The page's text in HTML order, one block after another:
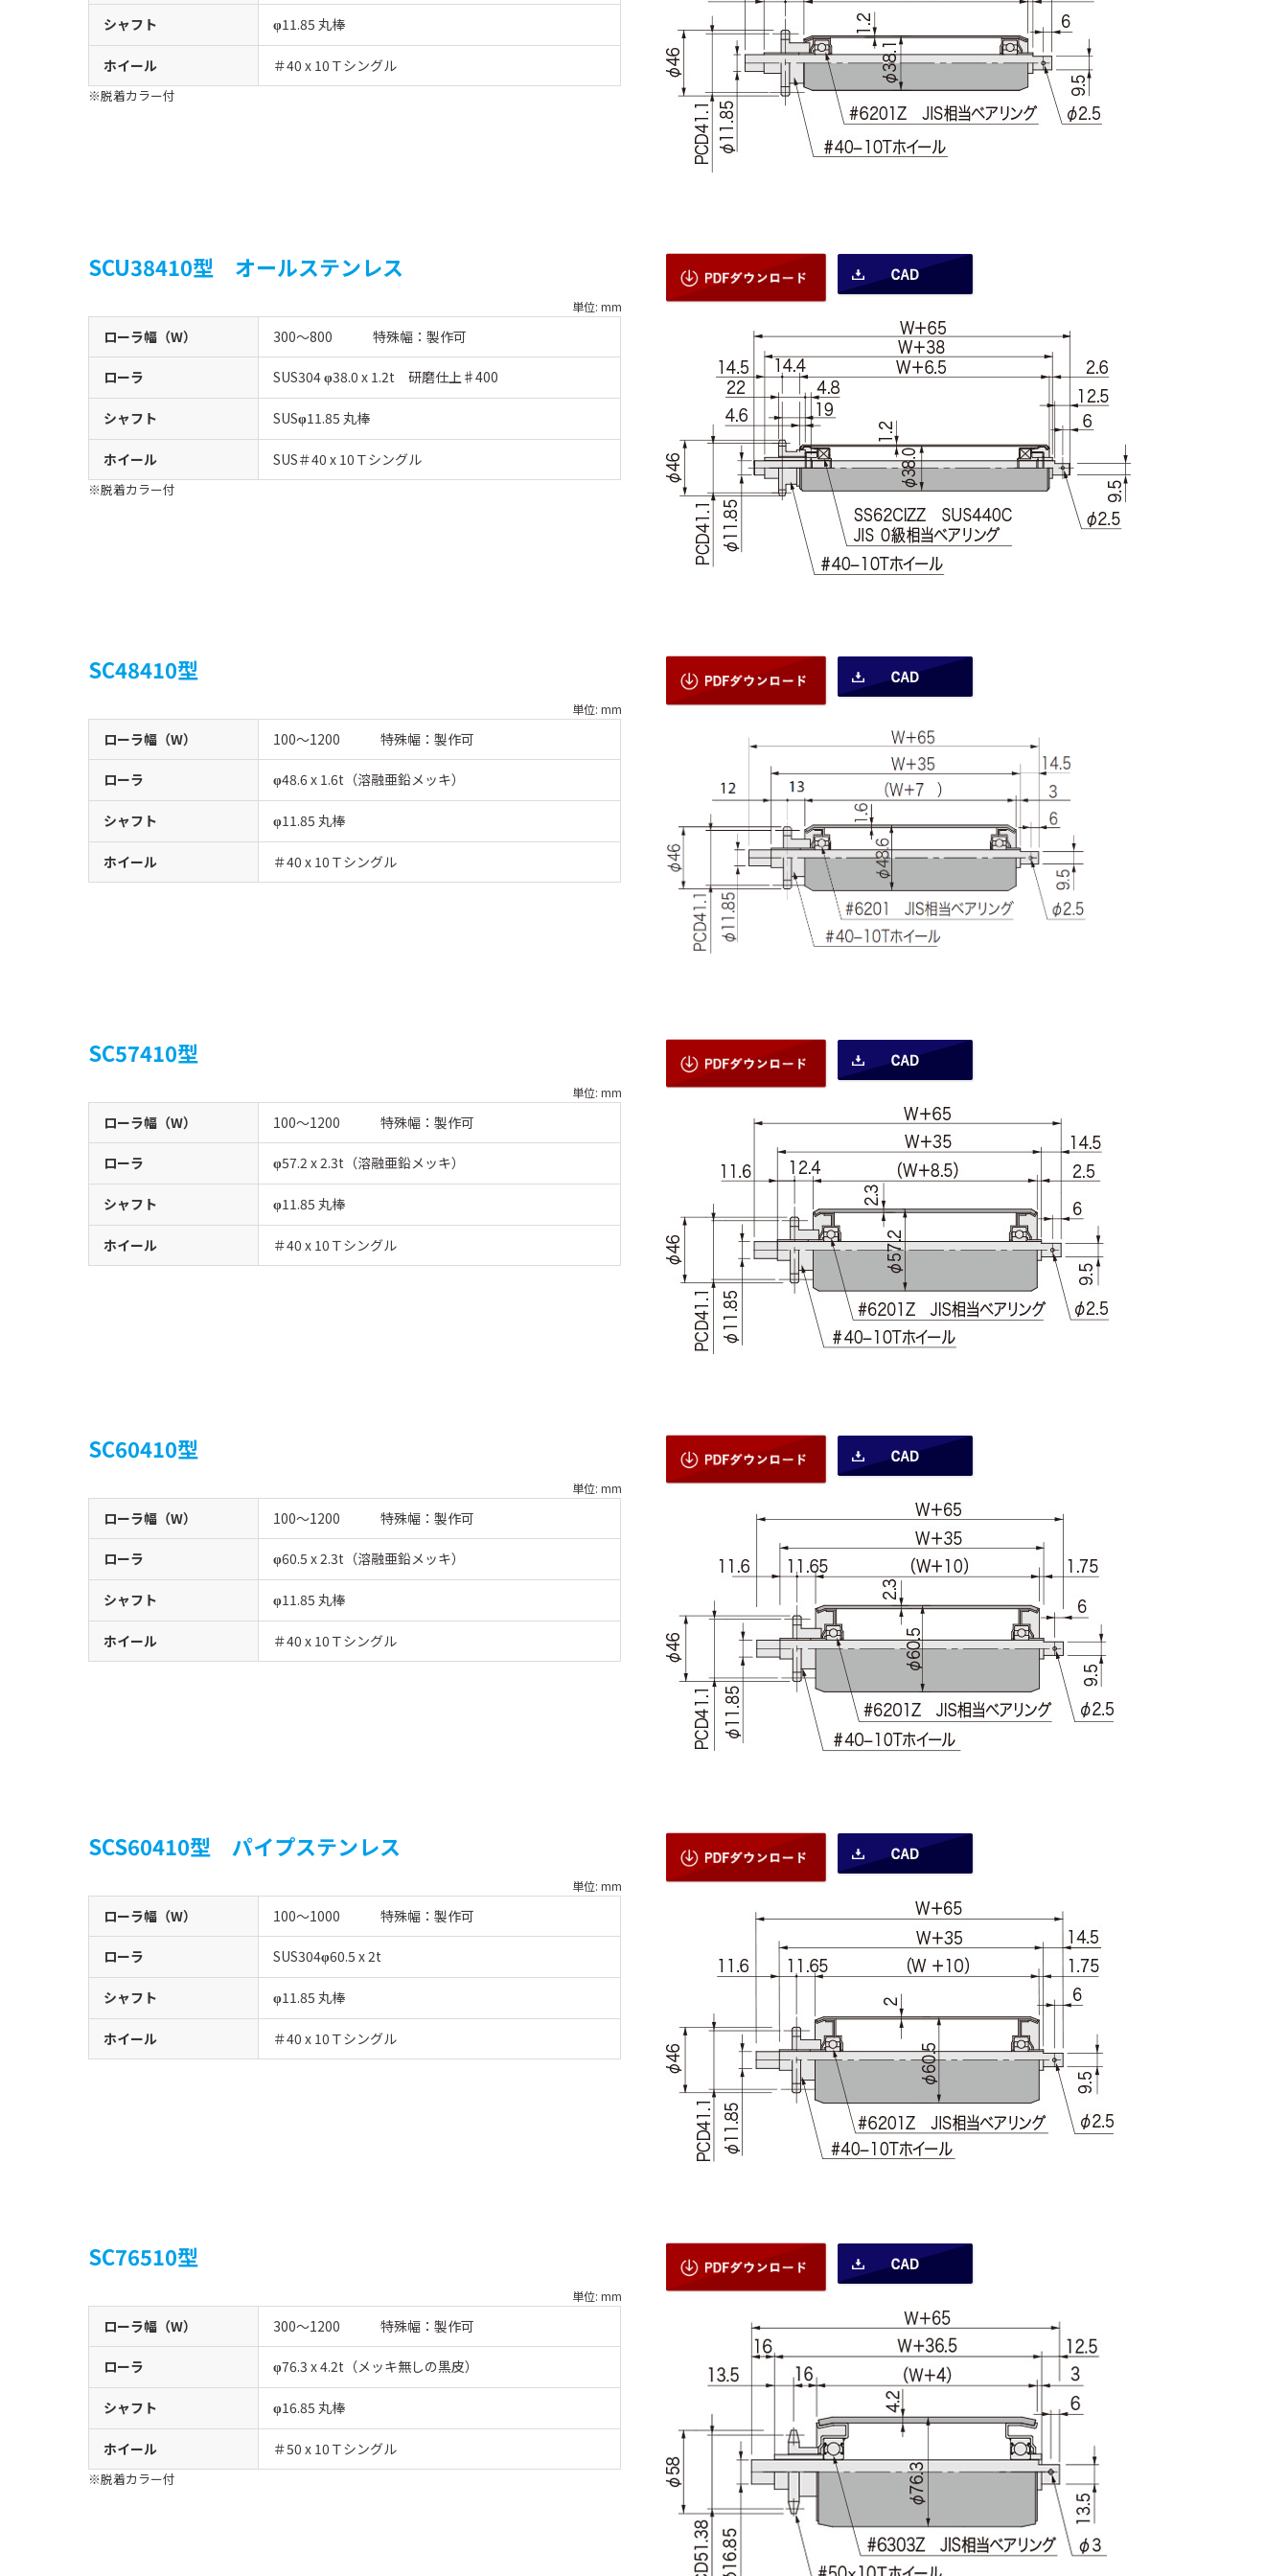
シャフト φ11.85 丸棒
ホイール ＃40 x 10Ｔシングル
脱着カラー付
SCU38410型 オールステンレス
単位: mm
ローラ幅（W） 300〜800 特殊幅：製作可
ローラ SUS304 φ38.0 x 1.2t 研磨仕上♯400
シャフト SUSφ11.85 丸棒
ホイール SUS＃40 x 10Ｔシングル
脱着カラー付
SC48410型
単位: mm
ローラ幅（W） 100〜1200 特殊幅：製作可
ローラ φ48.6 x 1.6t（溶融亜鉛メッキ）
シャフト φ11.85 丸棒
ホイール ＃40 x 10Ｔシングル
SC57410型
単位: mm
ローラ幅（W） 100〜1200 特殊幅：製作可
ローラ φ57.2 x 2.3t（溶融亜鉛メッキ）
シャフト φ11.85 丸棒
ホイール ＃40 x 10Ｔシングル
SC60410型
単位: mm
ローラ幅（W） 100〜1200 特殊幅：製作可
ローラ φ60.5 x 2.3t（溶融亜鉛メッキ）
シャフト φ11.85 丸棒
ホイール ＃40 x 10Ｔシングル
SCS60410型 パイプステンレス
単位: mm
ローラ幅（W） 100〜1000 特殊幅：製作可
ローラ SUS304φ60.5 x 2t
シャフト φ11.85 丸棒
ホイール ＃40 x 10Ｔシングル
SC76510型
単位: mm
ローラ幅（W） 300〜1200 特殊幅：製作可
ローラ φ76.3 x 4.2t（メッキ無しの黒皮）
シャフト φ16.85 丸棒
ホイール ＃50 x 10Ｔシングル
脱着カラー付